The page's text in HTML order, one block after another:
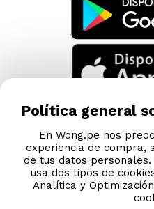
Política general
En Wong.pe nos
experiencia de compra,
de tus datos personales.
usa dos tipos de
Analítica y